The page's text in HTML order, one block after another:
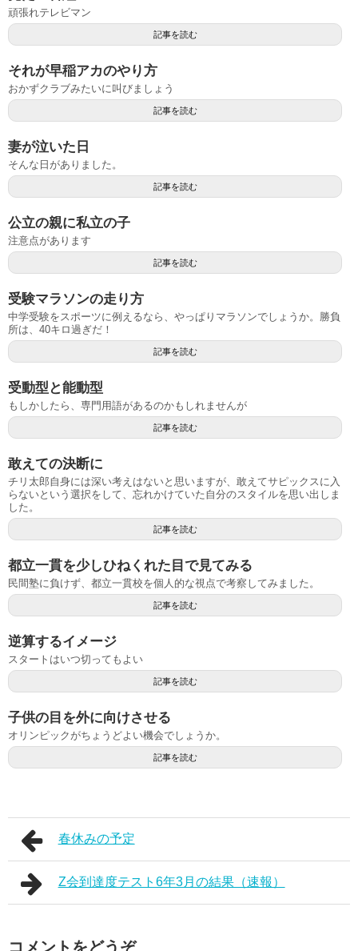
頑張れテレビマン
記事を読む
それが早稲アカのやり方
おかずクラブみたいに叫びましょう
記事を読む
妻が泣いた日
そんな日がありました。
記事を読む
公立の親に私立の子
注意点があります
記事を読む
受験マラソンの走り方
中学受験をスポーツに例えるなら、やっぱりマラソンでしょうか。勝負
所は、40キロ過ぎだ！
記事を読む
受動型と能動型
もしかしたら、専門用語があるのかもしれませんが
記事を読む
敢えての決断に
チリ太郎自身には深い考えはないと思いますが、敢えてサピックスに入
らないという選択をして、忘れかけていた自分のスタイルを思い出しま
した。
記事を読む
都立一貫を少しひねくれた目で見てみる
民間塾に負けず、都立一貫校を個人的な視点で考察してみました。
記事を読む
逆算するイメージ
スタートはいつ切ってもよい
記事を読む
子供の目を外に向けさせる
オリンピックがちょうどよい機会でしょうか。
記事を読む
春休みの予定
Z会到達度テスト6年3月の結果（速報）
コメントをどうぞ